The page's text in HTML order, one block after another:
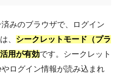
みのブラウザで、ログイン
、 シークレットモード（プラ
用が有効です。シークレット
ログイン情報が読み込まれ